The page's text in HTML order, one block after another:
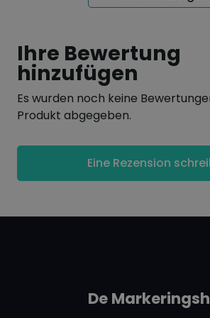
selbstklebenden Magnetband.
selbstklebendesMetallband
für Magnete geeignet.
Ihre Bewertung
hinzufügen
Es wurden noch keine
Produkt abgegeben.
Eine Rezension
De